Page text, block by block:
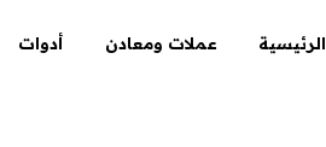
الرئيسية عملات ومعادن أدوات